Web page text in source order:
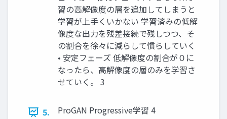
習の高解像度の層を追加してしまうと
学習が上手くいかない 学習済みの低解
像度な出力を残差接続で残しつつ、そ
の割合を徐々に減らして慣らしていく
• 安定フェーズ 低解像度の割合が０に
なったら、高解像度の層のみを学習さ
せていく。 3
5. ProGAN Progressive学習 4